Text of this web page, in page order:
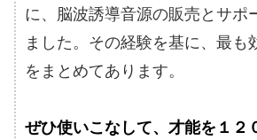
に、脳波誘導音源の販売とサポ
ました。その経験を基に、最も
をまとめてあります。
ぜひ使いこなして、才能を１２